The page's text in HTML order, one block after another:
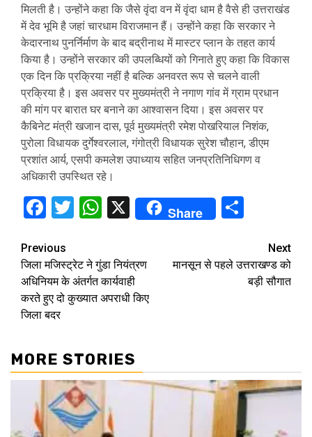
मिलती है। उन्होंने कहा कि जैसे वृंदा वन में वृंदा धाम है वैसे ही उत्तराखंड
में देव भूमि है जहां चारधाम विराजमान हैं। उन्होंने कहा कि सरकार ने
केदारनाथ पुनर्निर्माण के बाद बद्रीनाथ में मास्टर प्लान के तहत कार्य
किया है। उन्होंने सरकार की उपलब्धियों को गिनाते हुए कहा कि विकास
एक दिन कि प्रक्रिया नहीं है बल्कि अनवरत रूप से चलने वाली
प्रक्रिया है। इस अवसर पर मुख्यमंत्री ने नगाण गांव में ग्राम प्रधान
की मांग पर बारात घर बनाने का आश्वासन दिया। इस अवसर पर
कैबिनेट मंत्री खजान दास, पूर्व मुख्यमंत्री रमेश पोखरियाल निशंक,
पुरोला विधायक दुर्गेश्वरलाल, गंगोत्री विधायक सुरेश चौहान, डीएम
प्रशांत आर्य, एसपी कमलेश उपाध्याय सहित जनप्रतिनिधिगण व
अधिकारी उपस्थित रहे।
Facebook
TwitterWhatsApp
X Share
Continue
Reading
Previous
जिला मजिस्ट्रेट ने गुंडा नियंत्रण
अधिनियम के अंतर्गत कार्यवाही
करते हुए दो कुख्यात अपराधी किए
जिला बदर
Next
मानसून से पहले उत्तराखण्ड को
बड़ी सौगात
MORE STORIES